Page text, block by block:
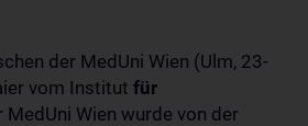
der MedUni Wien (Ulm, 23-
vom Institut für
MedUni Wien wurde von der